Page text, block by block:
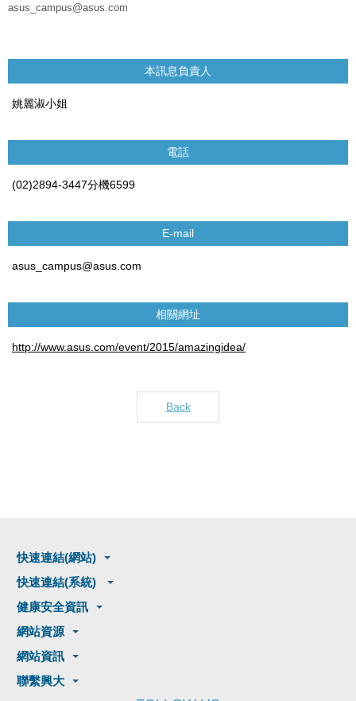
asus_campus@asus.com
本訊息負責人
姚麗淑小姐
電話
(02)2894-3447分機6599
E-mail
asus_campus@asus.com
相關網址
http://www.asus.com/event/2015/amazingidea/
Back
快速連結(網站)
快速連結(系統)
健康安全資訊
網站資源
網站資訊
聯繫興大